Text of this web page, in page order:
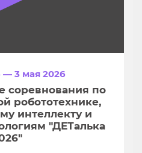
— 3 мая 2026
соревнования по
робототехнике,
интеллекту и
"ДЕТалька